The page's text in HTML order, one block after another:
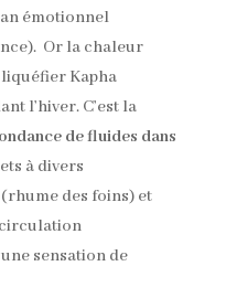
émotionnel
Or la chaleur
Kapha
l’hiver. C’est la
de fluides dans
à divers
des foins) et
sensation de